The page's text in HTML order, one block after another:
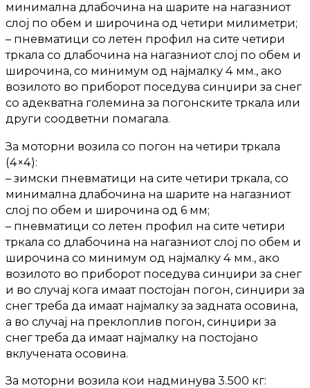
минимална длабочина на шарите на нагазниот
слој по обем и широчина од четири милиметри;
– пневматици со летен профил на сите четири
тркала со длабочина на нагазниот слој по обем и
широчина, со минимум од најмалку 4 мм., ако
возилото во приборот поседува синџири за снег
со адекватна големина за погонските тркала или
други соодветни помагала.
За моторни возила со погон на четири тркала
(4×4):
– зимски пневматици на сите четири тркала, со
минимална длабочина на шарите на нагазниот
слој по обем и широчина од 6 мм;
– пневматици со летен профил на сите четири
тркала со длабочина на нагазниот слој по обем и
широчина со минимум од најмалку 4 мм., ако
возилото во приборот поседува синџири за снег
и во случај кога имаат постојан погон, синџири за
снег треба да имаат најмалку за задната осовина,
а во случај на преклоплив погон, синџири за
снег треба да имаат најмалку на постојано
вклучената осовина.
За моторни возила кои надминува 3.500 кг: